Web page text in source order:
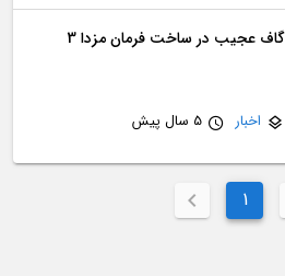
گاف عجیب در ساخت فرمان مزدا 3
اخبار 5 سال پیش
1